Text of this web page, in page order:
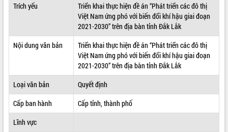
VĂN BẢN HĐND TỈNH
QUY HOẠCH - KẾ HOẠCH
Trích yếu
Triển khai thực hiện đề án “Phát triển các đô thị
Việt Nam ứng phó với biến đổi khí hậu giai đoạn
2021-2030” trên địa bàn tỉnh Đắk Lắk
Nội dung văn bản
Triển khai thực hiện đề án “Phát triển các đô thị
Việt Nam ứng phó với biến đổi khí hậu giai đoạn
2021-2030” trên địa bàn tỉnh Đắk Lắk
Loại văn bản
Quyết định
Cấp ban hành
Cấp tỉnh, thành phố
Lĩnh vực